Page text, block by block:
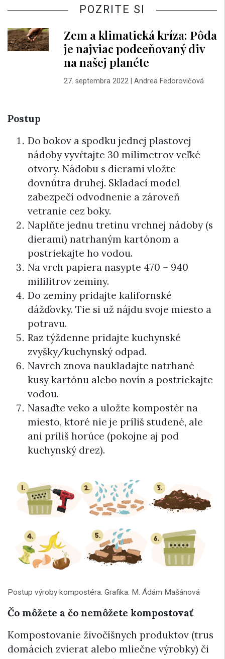
POZRITE SI
Zem a klimatická kríza: Pôda
je najviac podceňovaný div
na našej planéte
27. septembra 2022| Andrea Fedorovičová
Postup
Do bokov a spodku jednej plastovej
nádoby vyvŕtajte 30 milimetrov veľké
otvory. Nádobu s dierami vložte
dovnútra druhej. Skladací model
zabezpečí odvodnenie a zároveň
vetranie cez boky.
Naplňte jednu tretinu vrchnej nádoby (s
dierami) natrhaným kartónom a
postriekajte ho vodou.
Na vrch papiera nasypte 470 – 940
mililitrov zeminy.
Do zeminy pridajte kalifornské
dážďovky. Tie si už nájdu svoje miesto a
potravu.
Raz týždenne pridajte kuchynské
zvyšky/kuchynský odpad.
Navrch znova naukladajte natrhané
kusy kartónu alebo novín a postriekajte
vodou.
Nasaďte veko a uložte kompostér na
miesto, ktoré nie je príliš studené, ale
ani príliš horúce (pokojne aj pod
kuchynský drez).
Postup výroby kompostéra. Grafika: M. Ádám Mašánová
Čo môžete a čo nemôžete kompostovať
Kompostovanie živočíšnych produktov (trus
domácich zvierat alebo mliečne výrobky) či